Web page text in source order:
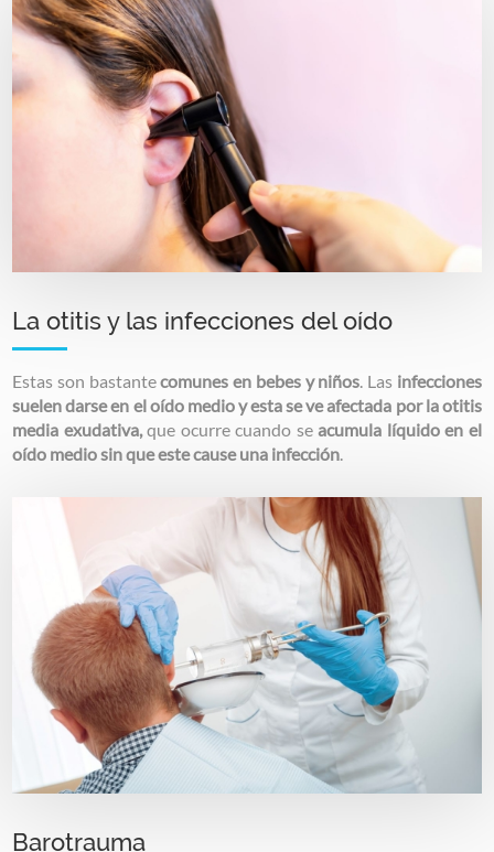
Image
La otitis y las infecciones del oído
Estas son bastantecomunes en bebes y niños . Las infecciones
suelen darse en el oído medio y esta se ve afectada por la otitis
media exudativa,que ocurre cuando seacumula líquido en el
oído medio sin que este cause una infección
Image
Barotrauma